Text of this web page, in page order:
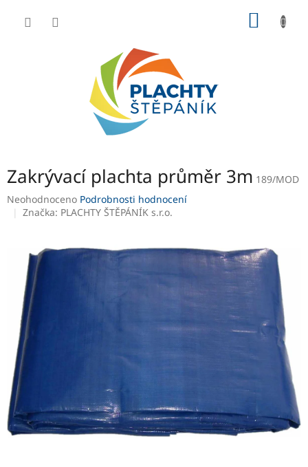
Zakrývací plachta průměr 3m 189/MOD
Průměrné
hodnocení
hvězdiček.
Neohodnoceno Podrobnosti hodnocení
Značka: PLACHTY ŠTĚPÁNÍK s.r.o.